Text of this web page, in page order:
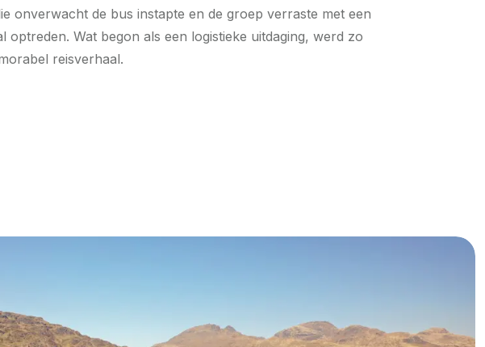
onverwacht de bus instapte en de groep verraste met een
optreden. Wat begon als een logistieke uitdaging, werd zo
reisverhaal.